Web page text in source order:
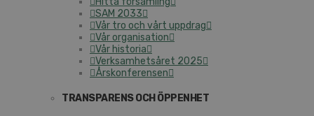
SAM 2033
Vår tro och vårt uppdrag
Vår organisation
Vår historia
Verksamhetsåret 2025
Årskonferensen
TRANSPARENS OCH ÖPPENHET